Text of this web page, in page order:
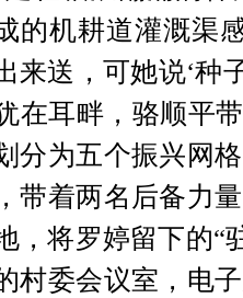
的机耕道灌溉渠
来送，可她说‘种
在耳畔，骆顺平
分为五个振兴网
带着两名后备力
，将罗婷留下的“
村委会议室，电